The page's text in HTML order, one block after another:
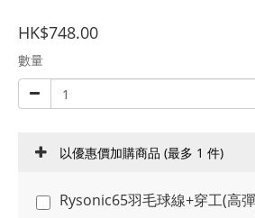
HK$748.00
數量
以優惠價加購商品 (最多 1 件)
Rysonic65羽毛球線+穿工(高